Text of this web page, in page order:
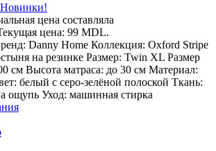
Новинки!
цена составляла
цена: 99 MDL.
Danny Home Коллекция: Oxford Stripe
на резинке Размер: Twin XL Размер
см Высота матраса: до 30 см Материал:
белый с серо-зелёной полоской Ткань:
ощупь Уход: машинная стирка